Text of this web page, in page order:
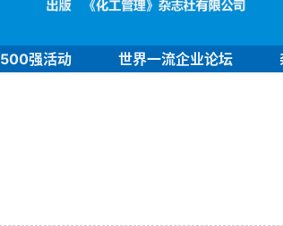
500强活动 世界一流企业论坛